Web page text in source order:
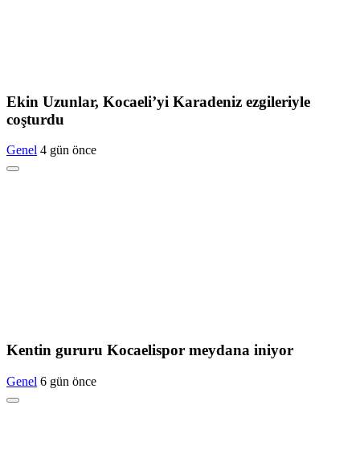
Ekin Uzunlar, Kocaeli’yi Karadeniz ezgileriyle
coşturdu
Genel 4 gün önce
Kentin gururu Kocaelispor meydana iniyor
Genel 6 gün önce